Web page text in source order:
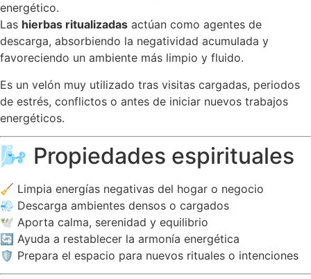
energético.
Las hierbas ritualizadas actúan como agentes de
descarga, absorbiendo la negatividad acumulada y
favoreciendo un ambiente más limpio y fluido.
Es un velón muy utilizado tras visitas cargadas, periodos
de estrés, conflictos o antes de iniciar nuevos trabajos
energéticos.
🌬️ Propiedades espirituales
🧹 Limpia energías negativas del hogar o negocio
💨 Descarga ambientes densos o cargados
🕊️ Aporta calma, serenidad y equilibrio
🔄 Ayuda a restablecer la armonía energética
🛡️ Prepara el espacio para nuevos rituales o intenciones